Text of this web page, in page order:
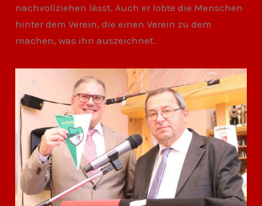
nachvollziehen lässt. Auch er lobte die Menschen
hinter dem Verein, die einen Verein zu dem
machen, was ihn auszeichnet.